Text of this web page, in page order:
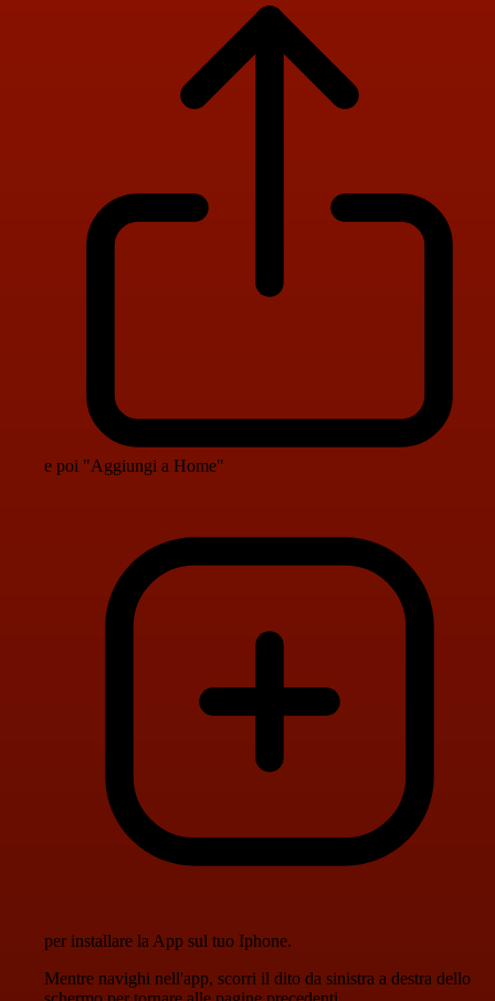
e poi "Aggiungi a Home"
per installare la App sul tuo Iphone.
Mentre navighi nell'app, scorri il dito da sinistra a destra dello